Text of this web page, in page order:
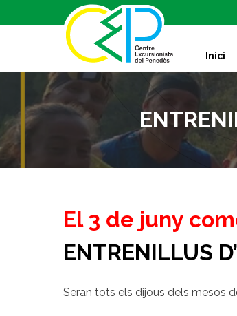
k
t
o
Inici
El 3 de juny
ENTRENILLUS
Seran tots els dijous dels mesos